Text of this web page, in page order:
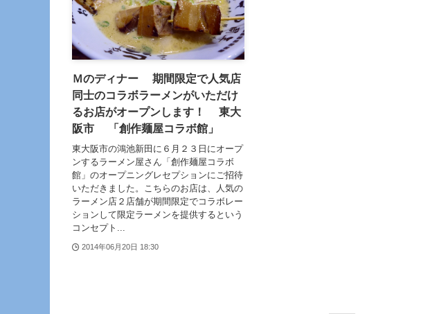
Ｍのディナー 期間限定で人気店
同士のコラボラーメンがいただけ
るお店がオープンします！ 東大
阪市 「創作麺屋コラボ館」
東大阪市の鴻池新田に６月２３日にオープ
ンするラーメン屋さん「創作麺屋コラボ
館」のオープニングレセプションにご招待
いただきました。こちらのお店は、人気の
ラーメン店２店舗が期間限定でコラボレー
ションして限定ラーメンを提供するという
コンセプト...
2014年06月20日 18:30